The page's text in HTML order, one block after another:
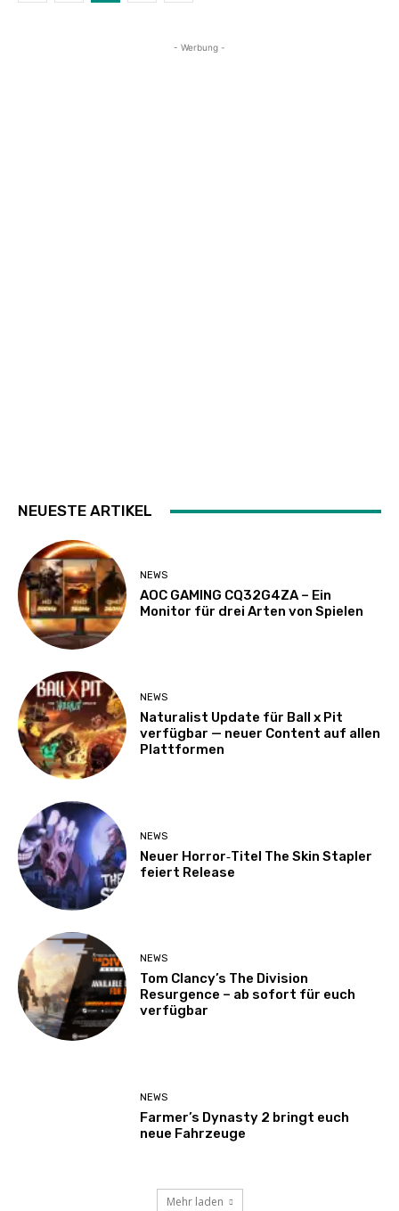
- Werbung -
NEUESTE ARTIKEL
NEWS
AOC GAMING CQ32G4ZA – Ein
Monitor für drei Arten von Spielen
NEWS
Naturalist Update für Ball x Pit
verfügbar — neuer Content auf allen
Plattformen
NEWS
Neuer Horror‑Titel The Skin Stapler
feiert Release
NEWS
Tom Clancy’s The Division
Resurgence – ab sofort für euch
verfügbar
NEWS
Farmer’s Dynasty 2 bringt euch
neue Fahrzeuge
Mehr laden